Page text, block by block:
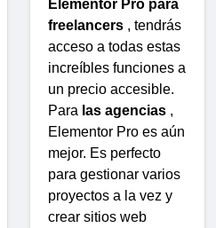
Elementor Pro para
freelancers , tendrás
acceso a todas estas
increíbles funciones a
un precio accesible.
Para las agencias ,
Elementor Pro es aún
mejor. Es perfecto
para gestionar varios
proyectos a la vez y
crear sitios web